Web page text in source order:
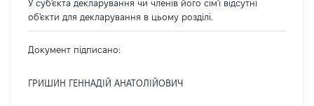
У суб'єкта декларування чи членів його сім'ї відсутні
об'єкти для декларування в цьому розділі.
Документ підписано:
ГРИШИН ГЕННАДІЙ АНАТОЛІЙОВИЧ